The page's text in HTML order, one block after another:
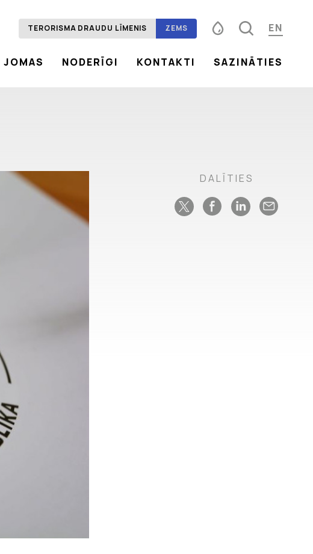
TERORISMA DRAUDU LĪMENIS ZEMS
Fonta izmērs
EN
JOMAS NODERĪGI KONTAKTI SAZINĀTIES
DALĪTIES